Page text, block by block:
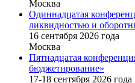
Москва
Одиннадцатая
ликвидностью и
16 cентября 2026 года
Москва
Пятнадцатая
бюджетирование»
17-18 сентября 2026 года